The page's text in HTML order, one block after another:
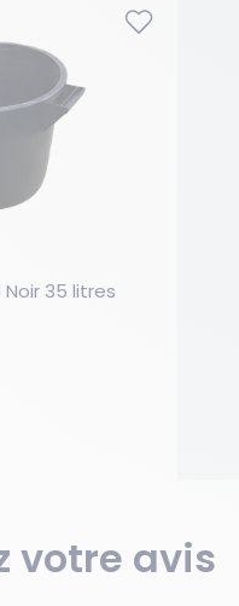
35 litres
votre avis